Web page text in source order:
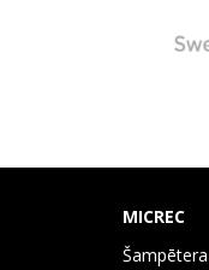
MICREC